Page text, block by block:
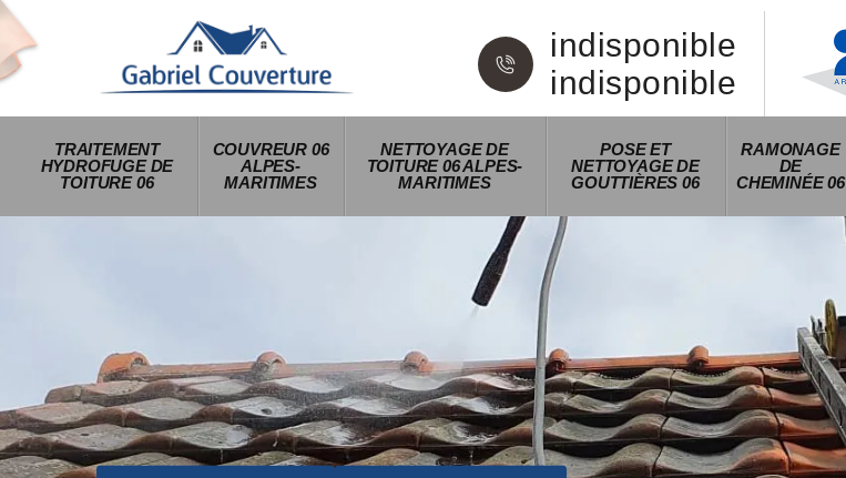
indisponible
indisponible
TRAITEMENT
HYDROFUGE DE
TOITURE 06
COUVREUR 06
ALPES-
MARITIMES
NETTOYAGE DE
TOITURE 06 ALPES-
MARITIMES
POSE ET
NETTOYAGE DE
GOUTTIÈRES 06
RAMONAGE
DE
CHEMINÉE 06